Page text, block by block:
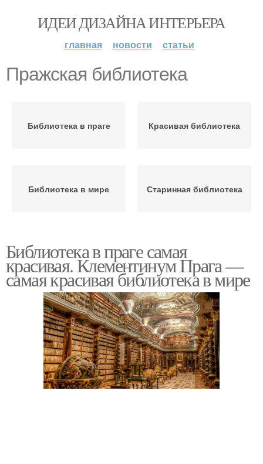
ИДЕИ ДИЗАЙНА ИНТЕРЬЕРА
главная новости статьи
Пражская библиотека
Библиотека в праге Красивая библиотека
Библиотека в мире Старинная библиотека
Библиотека в праге самая
красивая. Клементинум Прага —
самая красивая библиотека в мире